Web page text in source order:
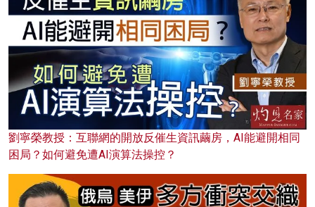
劉寧榮教授：互聯網的開放反催生資訊繭房，AI能避開相同
困局？如何避免遭AI演算法操控？